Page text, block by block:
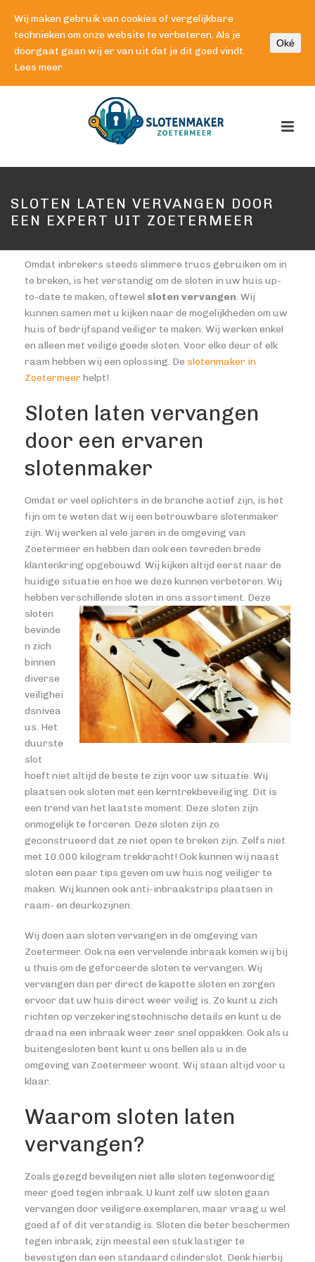
SLOTEN LATEN VERVANGEN DOOR
EEN EXPERT UIT ZOETERMEER
Omdat inbrekers steeds slimmere trucs gebruiken om in
te breken, is het verstandig om de sloten in uw huis up-
to-date te maken, oftewel sloten vervangen. Wij
kunnen samen met u kijken naar de mogelijkheden om uw
huis of bedrijfspand veiliger te maken. Wij werken enkel
en alleen met veilige goede sloten. Voor elke deur of elk
raam hebben wij een oplossing. De slotenmaker in
Zoetermeer helpt!
Sloten laten vervangen
door een ervaren
slotenmaker
Omdat er veel oplichters in de branche actief zijn, is het
fijn om te weten dat wij een betrouwbare slotenmaker
zijn. Wij werken al vele jaren in de omgeving van
Zoetermeer en hebben dan ook een tevreden brede
klantenkring opgebouwd. Wij kijken altijd eerst naar de
huidige situatie en hoe we deze kunnen verbeteren. Wij
hebben verschillende sloten in ons assortiment. Deze
sloten
bevinde
n zich
binnen
diverse
veilighei
dsnivea
us. Het
duurste
slot
hoeft niet altijd de beste te zijn voor uw situatie. Wij
plaatsen ook sloten met een kerntrekbeveiliging. Dit is
een trend van het laatste moment. Deze sloten zijn
onmogelijk te forceren. Deze sloten zijn zo
geconstrueerd dat ze niet open te breken zijn. Zelfs niet
met 10.000 kilogram trekkracht! Ook kunnen wij naast
sloten een paar tips geven om uw huis nog veiliger te
maken. Wij kunnen ook anti-inbraakstrips plaatsen in
raam- en deurkozijnen.
Wij doen aan sloten vervangen in de omgeving van
Zoetermeer. Ook na een vervelende inbraak komen wij bij
u thuis om de geforceerde sloten te vervangen. Wij
vervangen dan per direct de kapotte sloten en zorgen
ervoor dat uw huis direct weer veilig is. Zo kunt u zich
richten op verzekeringstechnische details en kunt u de
draad na een inbraak weer zeer snel oppakken. Ook als u
buitengesloten bent kunt u ons bellen als u in de
omgeving van Zoetermeer woont. Wij staan altijd voor u
klaar.
Waarom sloten laten
vervangen?
Zoals gezegd beveiligen niet alle sloten tegenwoordig
meer goed tegen inbraak. U kunt zelf uw sloten gaan
vervangen door veiligere exemplaren, maar vraag u wel
goed af of dit verstandig is. Sloten die beter beschermen
tegen inbraak, zijn meestal een stuk lastiger te
bevestigen dan een standaard cilinderslot. Denk hierbij
Wij maken gebruik van cookies of vergelijkbare
technieken om onze website te verbeteren. Als je
doorgaat gaan wij er van uit dat je dit goed vindt.
Lees meer
Oké